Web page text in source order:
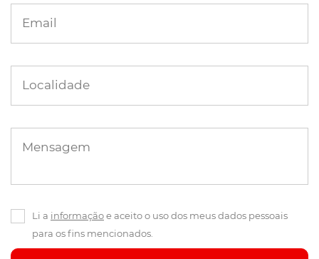
Email
Localidade
Mensagem
Li a informaçãoe aceito o uso dos meus dados pessoais
para os fins mencionados.